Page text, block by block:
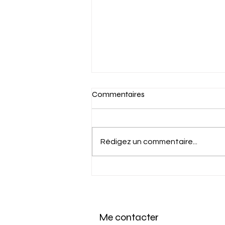
Commentaires
Rédigez un commentaire...
Me contacter